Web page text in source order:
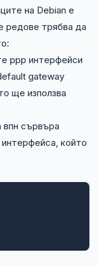
на Debian е
редове трябва да
ppp интерфейси
gateway
ще използва
впн сървъра
който